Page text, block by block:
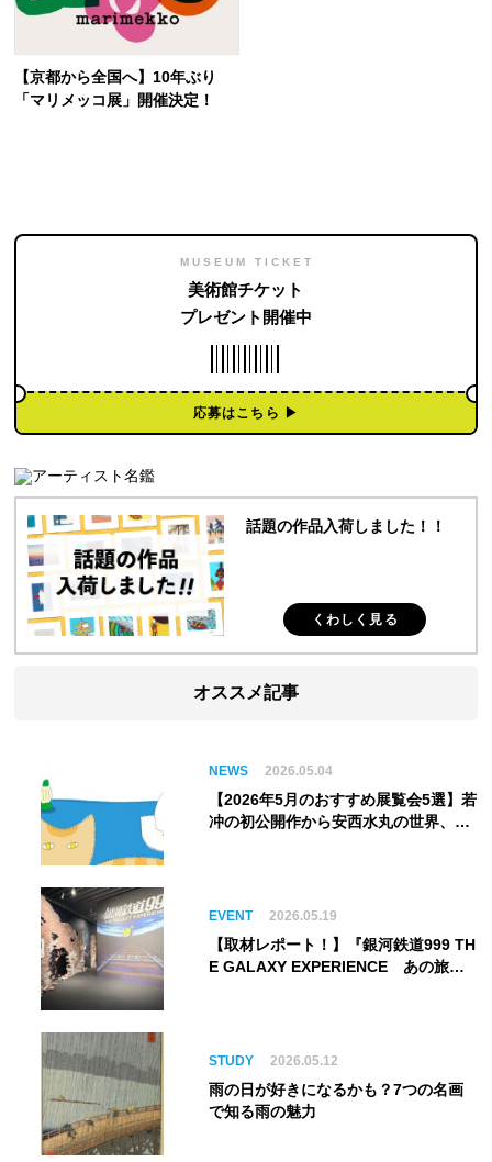
【京都から全国へ】10年ぶり
「マリメッコ展」開催決定！
MUSEUM TICKET
美術館チケット
プレゼント開催中
応募はこちら ▶︎
話題の作品入荷しました！！
くわしく見る
オススメ記事
NEWS 2026.05.04
【2026年5月のおすすめ展覧会5選】若
冲の初公開作から安西水丸の世界、そ
EVENT 2026.05.19
【取材レポート！】『銀河鉄道999 TH
E GALAXY EXPERIENCE あの旅
ム】
STUDY 2026.05.12
雨の日が好きになるかも？7つの名画
で知る雨の魅力